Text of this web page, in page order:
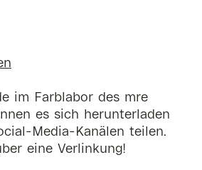
im Farblabor des mre
es sich herunterladen
Media-Kanälen teilen.
eine Verlinkung!